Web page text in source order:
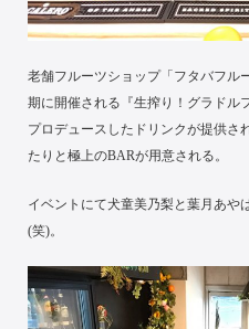
老舗フルーツショップ「フタバフル
期に開催される『生搾り！グラドル
プロデュースしたドリンクが提供さ
たりと極上のBARが用意される。
イベントにて犬童美乃梨と葉月あや
(笑)。